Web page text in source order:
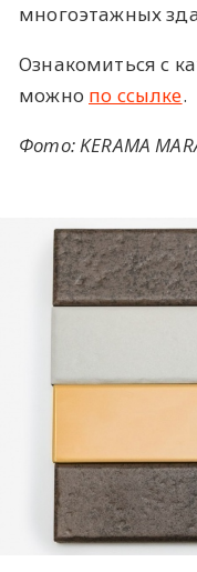
многоэтажных
Ознакомиться с
можно по ссылке.
Фото: KERAMA